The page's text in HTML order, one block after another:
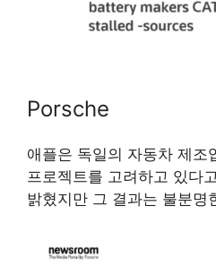
Porsche
애플은 독일의 자동차 제조
프로젝트를 고려하고 있다
밝혔지만 그 결과는 불분명